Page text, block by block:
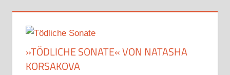
»TÖDLICHE SONATE« VON NATASHA
KORSAKOVA